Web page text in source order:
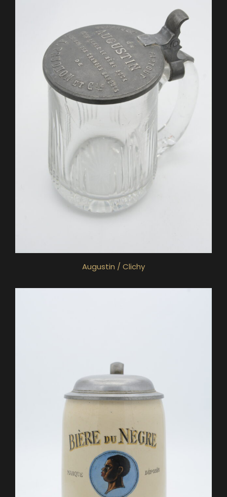
Augustin / Clichy